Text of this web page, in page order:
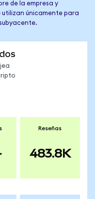
de la empresa y
únicamente para
Reseñas
483.8K